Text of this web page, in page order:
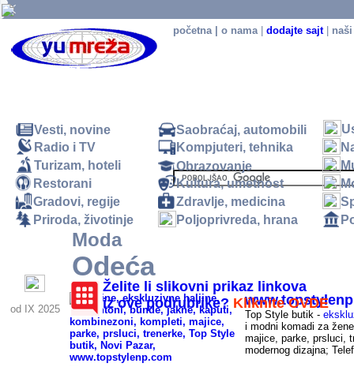
Gradovi, regije
Restorani
Turizam, hoteli
Radio i TV
Vesti, novine
Priroda, životinje
Saobraćaj, automobili
Kompjuteri, tehnika
Kultura, umetnost
Obrazovanje
Zdravlje, medicina
Poljoprivreda, hrana
početna| o nama| dodajte sajt
Moda
Odeća
Želite li slikovni prikaz linkova
iz ove podrubrike? Kliknite OVDE
Odeća (uopšteno i mešani sadržaji) - SRBIJA
od IX 2025 Top Style butik -
i modni komadi za
majice, parke, prsluci,
modernog dizajna;